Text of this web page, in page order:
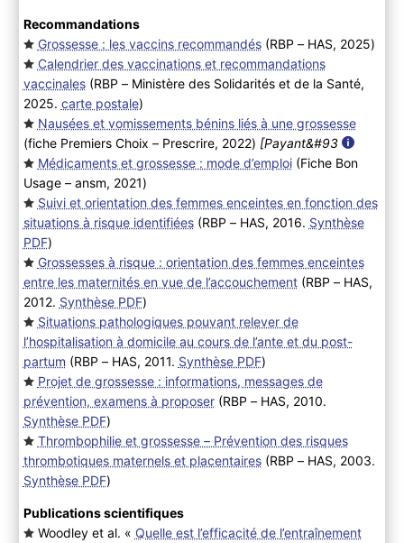
Recommandations
Grossesse : les vaccins recommandés(RBP – HAS, 2025)
Calendrier des vaccinations et recommandations
vaccinales(RBP – Ministère des Solidarités et de la Santé,
2025. carte postale)
Nausées et vomissements bénins liés à une grossesse
(fiche Premiers Choix – Prescrire, 2022) [Payant&#93
Médicaments et grossesse : mode d’emploi(Fiche Bon
Usage – ansm, 2021)
Suivi et orientation des femmes enceintes en fonction des
situations à risque identifiées(RBP – HAS, 2016. Synthèse
PDF)
Grossesses à risque : orientation des femmes enceintes
entre les maternités en vue de l’accouchement(RBP – HAS,
2012. Synthèse PDF)
Situations pathologiques pouvant relever de
l’hospitalisation à domicile au cours de l’ante et du post-
partum (RBP – HAS, 2011. Synthèse PDF)
Projet de grossesse : informations, messages de
prévention, examens à proposer(RBP – HAS, 2010.
Synthèse PDF)
Thrombophilie et grossesse – Prévention des risques
thrombotiques maternels et placentaires(RBP – HAS, 2003.
Synthèse PDF)
Publications scientifiques
Woodley et al. « Quelle est l’efficacité de l’entraînement